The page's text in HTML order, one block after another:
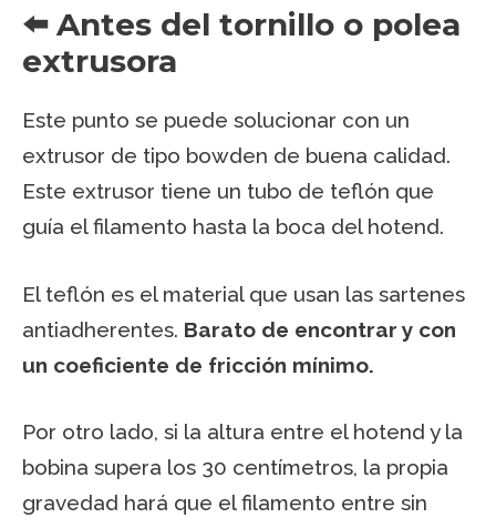
⬅️ Antes del tornillo o polea
extrusora
Este punto se puede solucionar con un
extrusor de tipo bowden de buena calidad.
Este extrusor tiene un tubo de teflón que
guía el filamento hasta la boca del hotend.
El teflón es el material que usan las sartenes
antiadherentes. Barato de encontrar y con
un coeficiente de fricción mínimo.
Por otro lado, si la altura entre el hotend y la
bobina supera los 30 centímetros, la propia
gravedad hará que el filamento entre sin